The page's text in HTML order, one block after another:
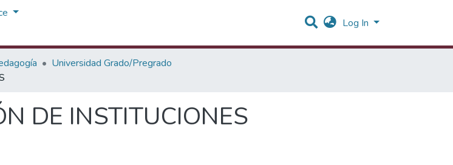
Log In
Universidad Grado/Pregrado
DE INSTITUCIONES